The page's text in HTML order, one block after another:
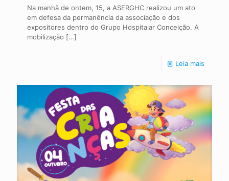
Na manhã de ontem, 15, a ASERGHC realizou um ato
em defesa da permanência da associação e dos
expositores dentro do Grupo Hospitalar Conceição. A
mobilização […]
Leia mais